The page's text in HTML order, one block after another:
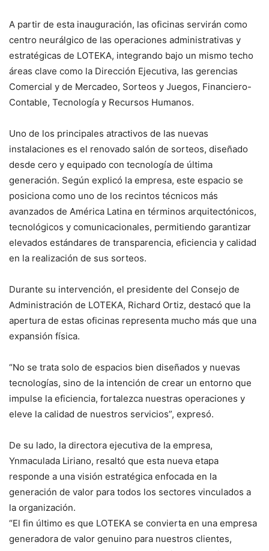
A partir de esta inauguración, las oficinas servirán como
centro neurálgico de las operaciones administrativas y
estratégicas de LOTEKA, integrando bajo un mismo techo
áreas clave como la Dirección Ejecutiva, las gerencias
Comercial y de Mercadeo, Sorteos y Juegos, Financiero-
Contable, Tecnología y Recursos Humanos.
Uno de los principales atractivos de las nuevas
instalaciones es el renovado salón de sorteos, diseñado
desde cero y equipado con tecnología de última
generación. Según explicó la empresa, este espacio se
posiciona como uno de los recintos técnicos más
avanzados de América Latina en términos arquitectónicos,
tecnológicos y comunicacionales, permitiendo garantizar
elevados estándares de transparencia, eficiencia y calidad
en la realización de sus sorteos.
Durante su intervención, el presidente del Consejo de
Administración de LOTEKA, Richard Ortiz, destacó que la
apertura de estas oficinas representa mucho más que una
expansión física.
“No se trata solo de espacios bien diseñados y nuevas
tecnologías, sino de la intención de crear un entorno que
impulse la eficiencia, fortalezca nuestras operaciones y
eleve la calidad de nuestros servicios”, expresó.
De su lado, la directora ejecutiva de la empresa,
Ynmaculada Liriano, resaltó que esta nueva etapa
responde a una visión estratégica enfocada en la
generación de valor para todos los sectores vinculados a
la organización.
“El fin último es que LOTEKA se convierta en una empresa
generadora de valor genuino para nuestros clientes,